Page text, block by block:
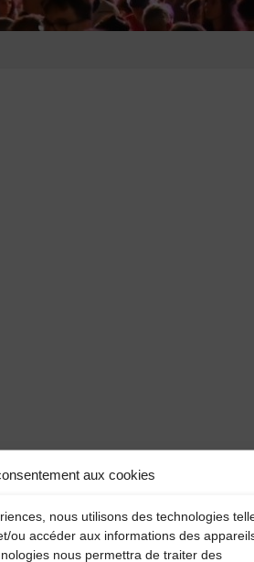
aux cookies
nous utilisons des technologies
ou accéder aux informations des
nous permettra de traiter des